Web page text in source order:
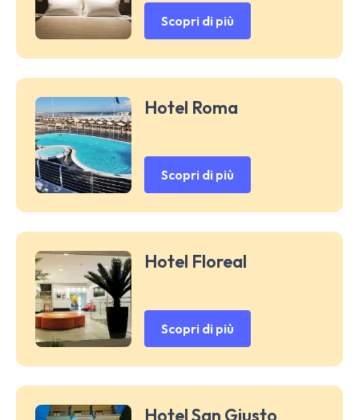
Scopri di più
Hotel Roma
Scopri di più
Hotel Floreal
Scopri di più
Hotel San Giusto